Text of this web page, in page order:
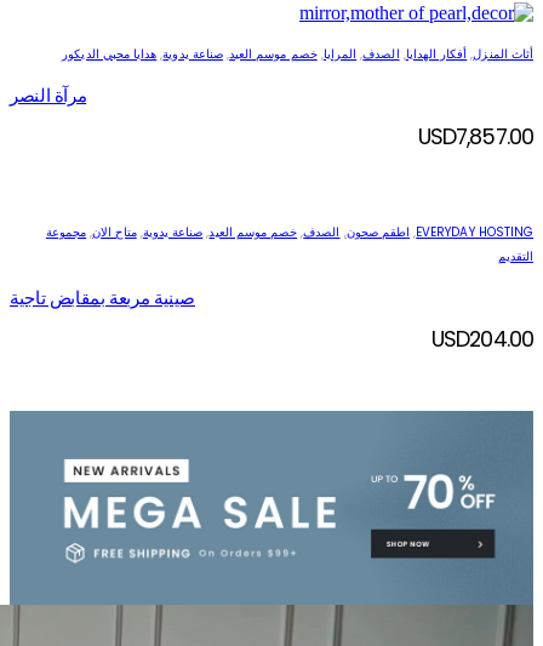
أثاث المنزل, أفكار الهدايا, الصدف, المرايا,خصم موسم العيد,صناعة يدوية, هدايا محبي الديكور
مرآة النصر
USD7,857.00
EVERYDAY HOSTING
, اطقم صحون, الصدف, خصم موسم العيد, صناعة يدوية,متاح الان, مجموعة
التقديم
صينية مربعة بمقابض تاجية
USD204.00